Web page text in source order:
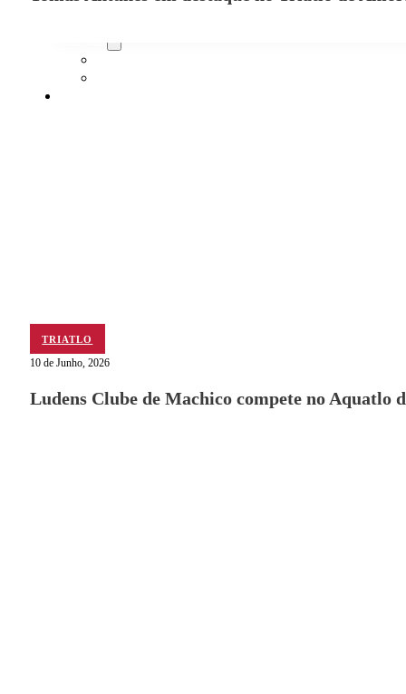
Aluguer
TRIATLO
10 de Junho, 2026
Ludens Clube de Machico compete no Aquatlo